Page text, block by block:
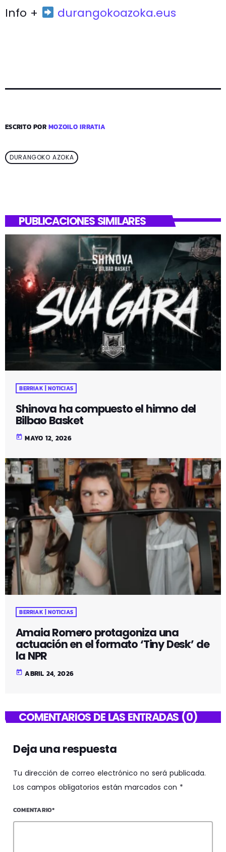
Info +
durangokoazoka.eus
ESCRITO PORMOZOILO IRRATIA
DURANGOKO AZOKA
PUBLICACIONES SIMILARES
BERRIAK | NOTICIAS
Shinova ha compuesto el himno del
Bilbao Basket
today MAYO 12, 2026
BERRIAK | NOTICIAS
Amaia Romero protagoniza una
actuación en el formato ‘Tiny Desk’ de
la NPR
today ABRIL 24, 2026
COMENTARIOS DE LAS ENTRADAS (0)
Deja una respuesta
Tu dirección de correo electrónico no será publicada.
Los campos obligatorios están marcados con *
COMENTARIO*